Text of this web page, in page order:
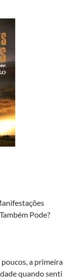
Pode?
a primeira
quando senti